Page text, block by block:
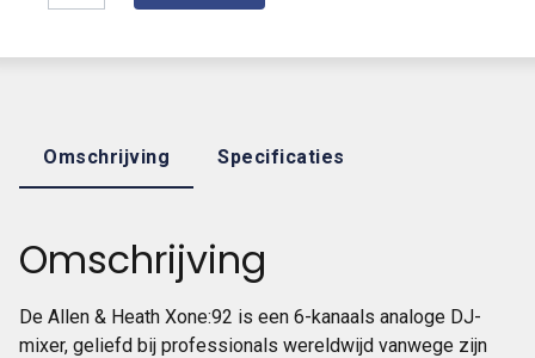
Omschrijving Specificaties
Omschrijving
De Allen & Heath Xone:92 is een 6-kanaals analoge DJ-
mixer, geliefd bij professionals wereldwijd vanwege zijn